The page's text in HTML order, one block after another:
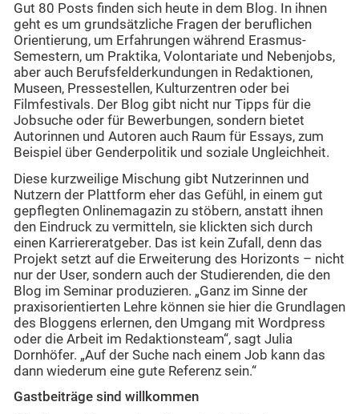
Gut 80 Posts finden sich heute in dem Blog. In ihnen
geht es um grundsätzliche Fragen der beruflichen
Orientierung, um Erfahrungen während Erasmus-
Semestern, um Praktika, Volontariate und Nebenjobs,
aber auch Berufsfelderkundungen in Redaktionen,
Museen, Pressestellen, Kulturzentren oder bei
Filmfestivals. Der Blog gibt nicht nur Tipps für die
Jobsuche oder für Bewerbungen, sondern bietet
Autorinnen und Autoren auch Raum für Essays, zum
Beispiel über Genderpolitik und soziale Ungleichheit.
Diese kurzweilige Mischung gibt Nutzerinnen und
Nutzern der Plattform eher das Gefühl, in einem gut
gepflegten Onlinemagazin zu stöbern, anstatt ihnen
den Eindruck zu vermitteln, sie klickten sich durch
einen Karriereratgeber. Das ist kein Zufall, denn das
Projekt setzt auf die Erweiterung des Horizonts – nicht
nur der User, sondern auch der Studierenden, die den
Blog im Seminar produzieren. „Ganz im Sinne der
praxisorientierten Lehre können sie hier die Grundlagen
des Bloggens erlernen, den Umgang mit Wordpress
oder die Arbeit im Redaktionsteam“, sagt Julia
Dornhöfer. „Auf der Suche nach einem Job kann das
dann wiederum eine gute Referenz sein.“
Gastbeiträge sind willkommen